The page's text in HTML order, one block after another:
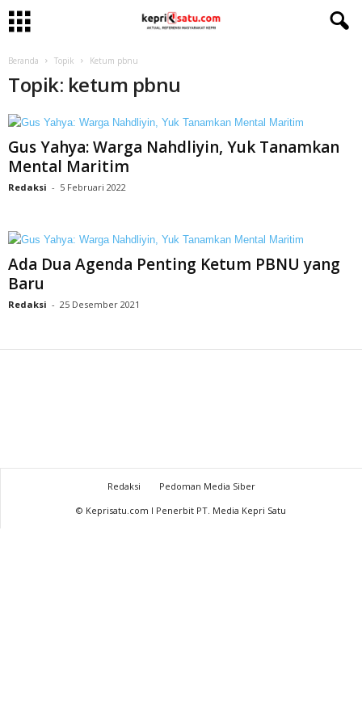
Beranda Topik Ketum pbnu
Topik: ketum pbnu
Gus Yahya: Warga Nahdliyin, Yuk Tanamkan
Mental Maritim
Redaksi - 5 Februari 2022
Ada Dua Agenda Penting Ketum PBNU yang
Baru
Redaksi - 25 Desember 2021
Redaksi
Pedoman Media Siber
© Keprisatu.com I Penerbit PT. Media Kepri Satu